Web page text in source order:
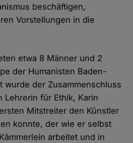
beschäftigen,
Vorstellungen in die
etwa 8 Männer und 2
der Humanisten Baden-
wurde der Zusammenschluss
Lehrerin für Ethik, Karin
Mitstreiter den Künstler
konnte, der wie er selbst
arbeitet und in